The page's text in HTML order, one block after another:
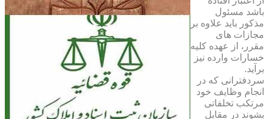
باشد مسئول
مذکور باید علاوه بر
مجازات های
مقرر، از عهده کلیه
خسارات وارده نیز
برآید.
سردفترانی که در
انجام وظایف خود
مرتکب تخلفاتی
بشوند در مقابل